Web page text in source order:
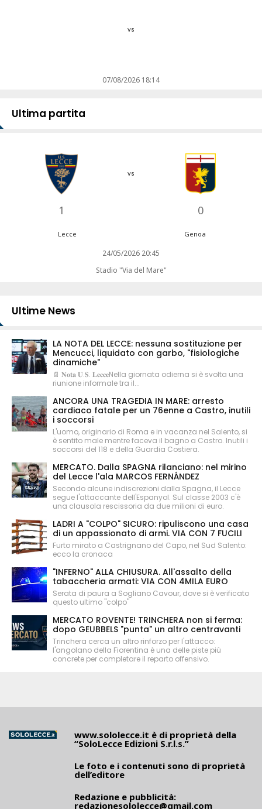
vs
07/08/2026 18:14
Ultima partita
1
vs
0
Lecce Genoa
24/05/2026 20:45
Stadio "Via del Mare"
Ultime News
LA NOTA DEL LECCE: nessuna sostituzione per
Mencucci, liquidato con garbo, "fisiologiche
dinamiche"
📄 𝐍𝐨𝐭𝐚 𝐔.𝐒. 𝐋𝐞𝐜𝐜𝐞Nella giornata odierna si è svolta una
riunione informale tra il...
ANCORA UNA TRAGEDIA IN MARE: arresto
cardiaco fatale per un 76enne a Castro, inutili
i soccorsi
L'uomo, originario di Roma e in vacanza nel Salento, si
è sentito male mentre faceva il bagno a Castro. Inutili i
soccorsi del 118 e della Guardia Costiera.
MERCATO. Dalla SPAGNA rilanciano: nel mirino
del Lecce l'ala MARCOS FERNÁNDEZ
Secondo alcune indiscrezioni dalla Spagna, il Lecce
segue l'attaccante dell'Espanyol. Sul classe 2003 c'è
una clausola rescissoria da due milioni di euro.
LADRI A "COLPO" SICURO: ripuliscono una casa
di un appassionato di armi. VIA CON 7 FUCILI
Furto mirato a Castrignano del Capo, nel Sud Salento:
ecco la cronaca
"INFERNO" ALLA CHIUSURA. All'assalto della
tabaccheria armati: VIA CON 4MILA EURO
Serata di paura a Sogliano Cavour, dove si è verificato
questo ultimo "colpo"
MERCATO ROVENTE! TRINCHERA non si ferma:
dopo GEUBBELS "punta" un altro centravanti
Trinchera cerca un altro rinforzo per l'attacco:
l'angolano della Fiorentina è una delle piste più
concrete per completare il reparto offensivo.
www.sololecce.it è di proprietà della
“SoloLecce Edizioni S.r.l.s.”
Le foto e i contenuti sono di proprietà
dell’editore
Redazione e pubblicità:
redazionesololecce@gmail.com